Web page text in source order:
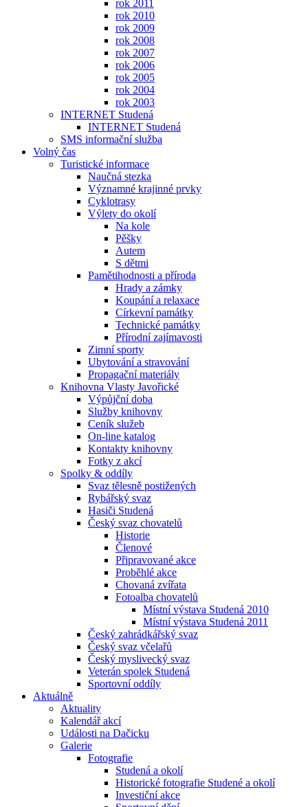
rok 2011
rok 2010
rok 2009
rok 2008
rok 2007
rok 2006
rok 2005
rok 2004
rok 2003
INTERNET Studená
INTERNET Studená
SMS informační služba
Volný čas
Turistické informace
Naučná stezka
Významné krajinné prvky
Cyklotrasy
Výlety do okolí
Na kole
Pěšky
Autem
S dětmi
Pamětihodnosti a příroda
Hrady a zámky
Koupání a relaxace
Církevní památky
Technické památky
Přírodní zajímavosti
Zimní sporty
Ubytování a stravování
Propagační materiály
Knihovna Vlasty Javořické
Výpůjční doba
Služby knihovny
Ceník služeb
On-line katalog
Kontakty knihovny
Fotky z akcí
Spolky & oddíly
Svaz tělesně postižených
Rybářský svaz
Hasiči Studená
Český svaz chovatelů
Historie
Členové
Připravované akce
Proběhlé akce
Chovaná zvířata
Fotoalba chovatelů
Místní výstava Studená 2010
Místní výstava Studená 2011
Český zahrádkářský svaz
Český svaz včelařů
Český myslivecký svaz
Veterán spolek Studená
Sportovní oddíly
Aktuálně
Aktuality
Kalendář akcí
Události na Dačicku
Galerie
Fotografie
Studená a okolí
Historické fotografie Studené a okolí
Investiční akce